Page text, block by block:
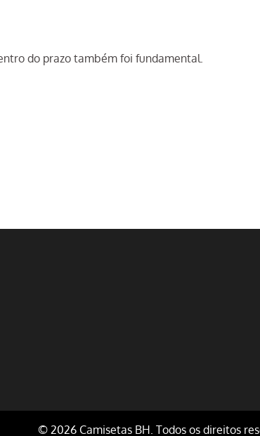
do prazo também foi fundamental.
© 2026 Camisetas BH. Todos os direitos